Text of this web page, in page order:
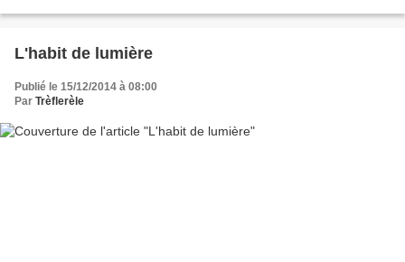
L'habit de lumière
Publié le 15/12/2014 à 08:00
Par Trèflerèle